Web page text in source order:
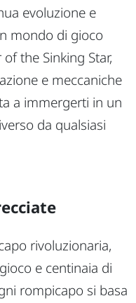
evoluzione e
mondo di gioco
the Sinking Star,
e meccaniche
a immergerti in un
da qualsiasi
rivoluzionaria,
e centinaia di
rompicapo si basa